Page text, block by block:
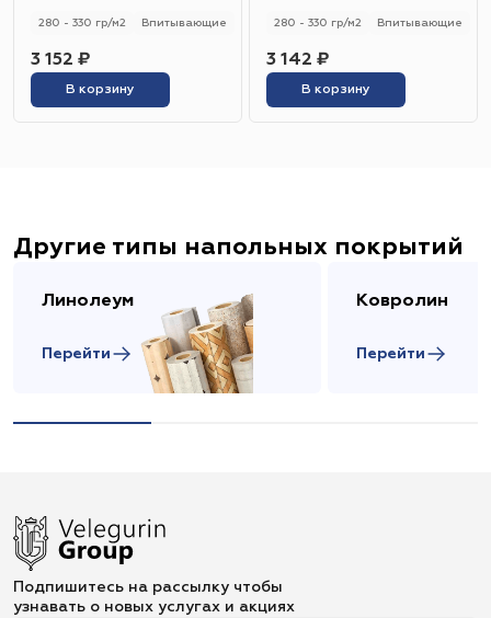
280 - 330 гр/м2 Впитывающие
3 152 ₽
В корзину
280 - 330 гр/м2 Впитывающие
3 142 ₽
В корзину
Другие типы напольных покрытий
Линолеум
Перейти
Ковролин
Перейти
Подпишитесь на рассылку чтобы
узнавать о новых услугах и акциях